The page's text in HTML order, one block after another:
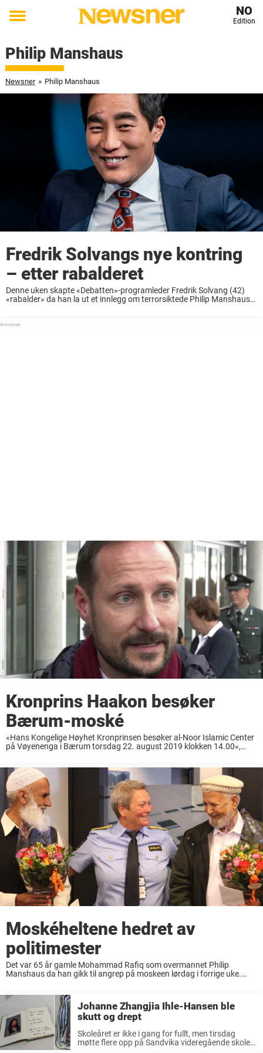
Toggle
NO
Edition
Philip Manshaus
Newsner » Philip Manshaus
Fredrik Solvangs nye kontring
– etter rabalderet
Denne uken skapte «Debatten»-programleder Fredrik Solvang (42)
«rabalder» da han la ut et innlegg om terrorsiktede Philip Manshaus
Kronprins Haakon besøker
Bærum-moské
«Hans Kongelige Høyhet Kronprinsen besøker al-Noor Islamic Center
på Vøyenenga i Bærum torsdag 22. august 2019 klokken 14.00»,
Moskéheltene hedret av
politimester
Det var 65 år gamle Mohammad Rafiq som overmannet Philip
Manshaus da han gikk til angrep på moskeen lørdag i forrige uke.
Johanne Zhangjia Ihle-Hansen ble
skutt og drept
Skoleåret er ikke i gang for fullt, men tirsdag
møtte flere opp på Sandvika videregående skole